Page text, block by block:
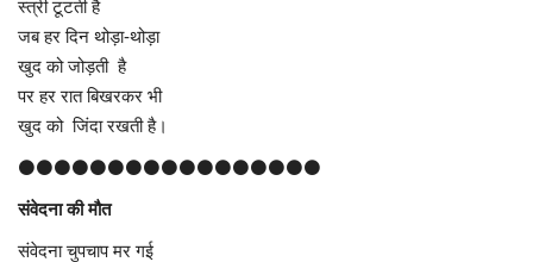
स्त्री टूटती है
जब हर दिन थोड़ा-थोड़ा
खुद को जोड़ती है
पर हर रात बिखरकर भी
खुद को जिंदा रखती है।
⚫⚫⚫⚫⚫⚫⚫⚫⚫⚫⚫⚫⚫⚫⚫⚫⚫
संवेदना की मौत
संवेदना चुपचाप मर गई